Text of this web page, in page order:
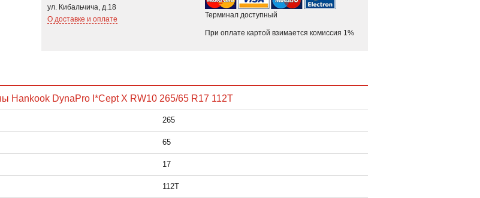
ул. Кибальчича, д.18
О доставке и оплате
Терминал доступный
При оплате картой взимается комиссия 1%
Hankook DynaPro I*Cept X RW10 265/65 R17 112T
265
65
17
112T